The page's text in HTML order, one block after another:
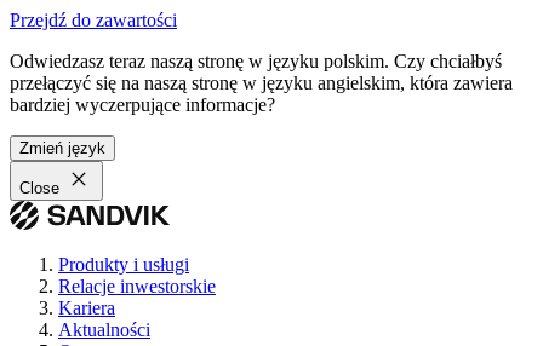
Przejdź do zawartości
Odwiedzasz teraz naszą stronę w języku polskim. Czy chciałbyś
przełączyć się na naszą stronę w języku angielskim, która zawiera
bardziej wyczerpujące informacje?
Zmień język
Close
Produkty i usługi
Relacje inwestorskie
Kariera
Aktualności